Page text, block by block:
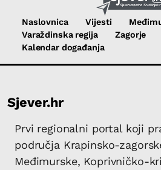
Naslovnica Vijesti
Varaždinska regija
Zagorje
Kalendar događanja
Sjever.hr
Prvi regionalni portal koji
područja Krapinsko-
Međimurske, Koprivničko-